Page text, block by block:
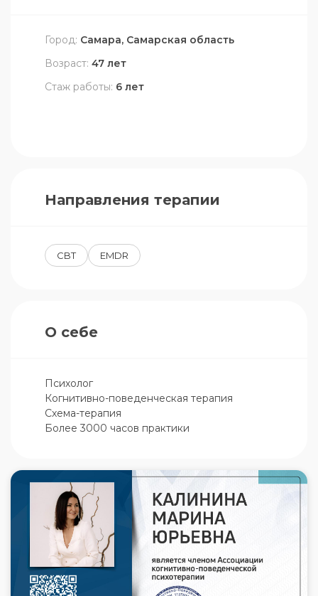
Город: Самара, Самарская область
Возраст: 47 лет
Стаж работы: 6 лет
Направления терапии
CBT EMDR
О себе
Психолог
Когнитивно-поведенческая терапия
Схема-терапия
Более 3000 часов практики